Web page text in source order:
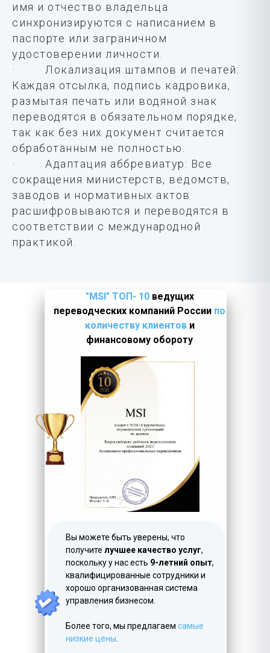
имя и отчество владельца
синхронизируются с написанием в
паспорте или заграничном
удостоверении личности.
· Локализация штампов и печатей:
Каждая отсылка, подпись кадровика,
размытая печать или водяной знак
переводятся в обязательном порядке,
так как без них документ считается
обработанным не полностью.
· Адаптация аббревиатур: Все
сокращения министерств, ведомств,
заводов и нормативных актов
расшифровываются и переводятся в
соответствии с международной
практикой.
LET'S GO!
"MSI" ТОП- 10ведущих
переводческих компаний России по
количеству клиентови
финансовому обороту
Вы можете быть уверены, что
получите лучшее качество услуг,
поскольку у нас есть 9-летний опыт,
квалифицированные сотрудники и
хорошо организованная система
управления бизнесом.
Более того, мы предлагаем самые
низкие цены